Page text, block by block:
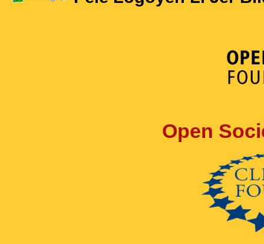
Open